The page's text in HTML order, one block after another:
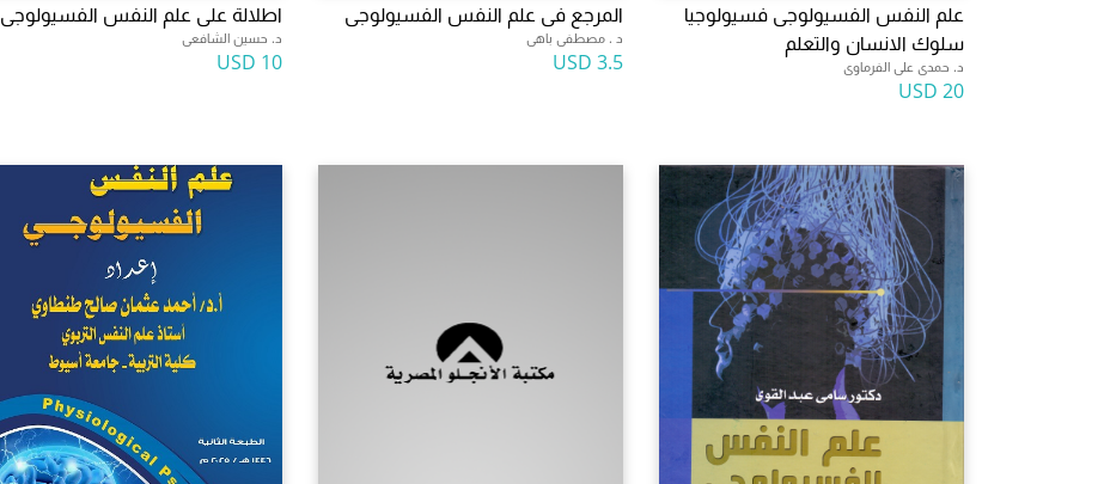
علم النفس الفسيولوجى فسيولوجيا
سلوك الانسان والتعلم
د. حمدى على الفرماوى
20 USD
المرجع فى علم النفس الفسيولوجى
د . مصطفى باهى
3.5 USD
اطلالة على علم النفس الفسيولوجى
د. حسين الشافعى
10 USD